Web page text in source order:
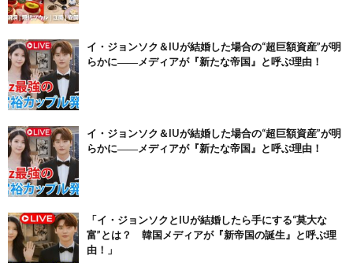
イ・ジョンソク＆IUが結婚した場合の“超巨額資産”が明
らかに――メディアが『新たな帝国』と呼ぶ理由！
イ・ジョンソク＆IUが結婚した場合の“超巨額資産”が明
らかに――メディアが『新たな帝国』と呼ぶ理由！
「イ・ジョンソクとIUが結婚したら手にする“莫大な
富”とは？ 韓国メディアが『新帝国の誕生』と呼ぶ理
由！」